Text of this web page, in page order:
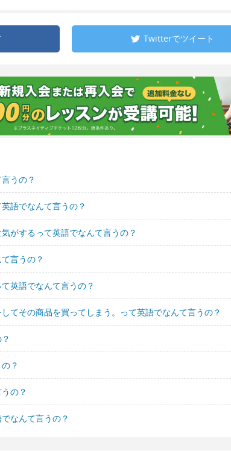
Twitterでツイート
うの？
語でなんて言うの？
がするって英語でなんて言うの？
言うの？
英語でなんて言うの？
てその商品を買ってしまう。って英語でなんて言うの？
？
の？
なんて言うの？